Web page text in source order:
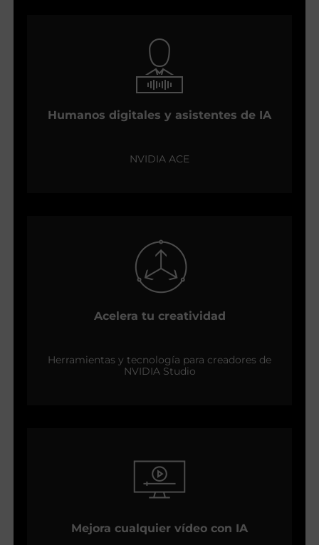
Humanos digitales y asistentes de IA
NVIDIA ACE
Acelera tu creatividad
Herramientas y tecnología para creadores de
NVIDIA Studio
Mejora cualquier vídeo con IA